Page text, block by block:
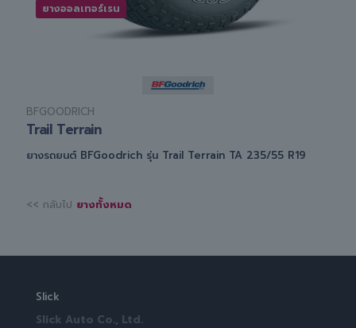
ยางออลเทอร์เรน
BFGOODRICH
Trail Terrain
ยางรถยนต์ BFGoodrich รุ่น Trail Terrain TA 235/55 R19
<< กลับไป ยางทั้งหมด
Slick
Slick Auto Co., Ltd.